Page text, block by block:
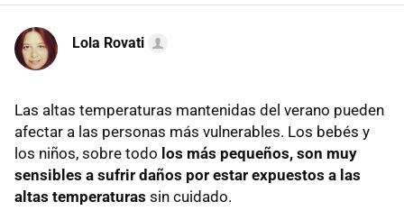
Lola Rovati
Las altas temperaturas mantenidas del verano pueden
afectar a las personas más vulnerables. Los bebés y
los niños, sobre todo los más pequeños, son muy
sensibles a sufrir daños por estar expuestos a las
altas temperaturas sin cuidado.